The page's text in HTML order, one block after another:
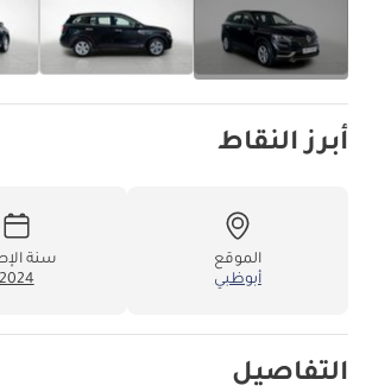
أبرز النقاط
الموقع
أبوظبي
سنة
التفاصيل